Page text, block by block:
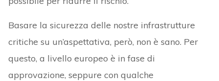
Basare la sicurezza delle nostre infrastrutture
critiche su un’aspettativa, però, non è sano. Per
questo, a livello europeo è in fase di
approvazione, seppure con qualche